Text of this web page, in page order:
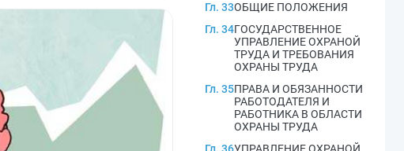
Гл. 33ОБЩИЕ ПОЛОЖЕНИЯ
Гл. 34ГОСУДАРСТВЕННОЕ
УПРАВЛЕНИЕ ОХРАНОЙ
ТРУДА И ТРЕБОВАНИЯ
ОХРАНЫ ТРУДА
Гл. 35ПРАВА И ОБЯЗАННОСТИ
РАБОТОДАТЕЛЯ И
РАБОТНИКА В ОБЛАСТИ
ОХРАНЫ ТРУДА